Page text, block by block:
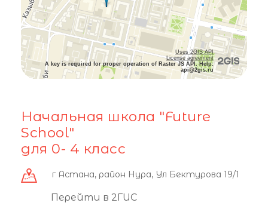
Uses 2GIS API
License agreement
A key is required for proper operation of Raster JS API. Help:
api@2gis.ru
Начальная школа "Future
School"
для 0- 4 класс
г Астана, район Нура, Ул Бектурова 19/1
Перейти в 2ГИС